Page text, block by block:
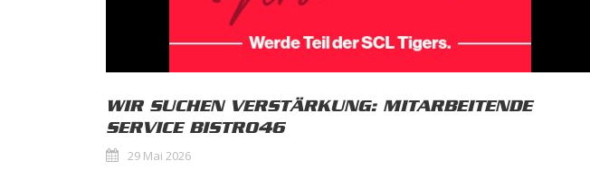
WIR SUCHEN VERSTÄRKUNG: MITARBEITENDE
SERVICE BISTRO46
29 Mai 2026